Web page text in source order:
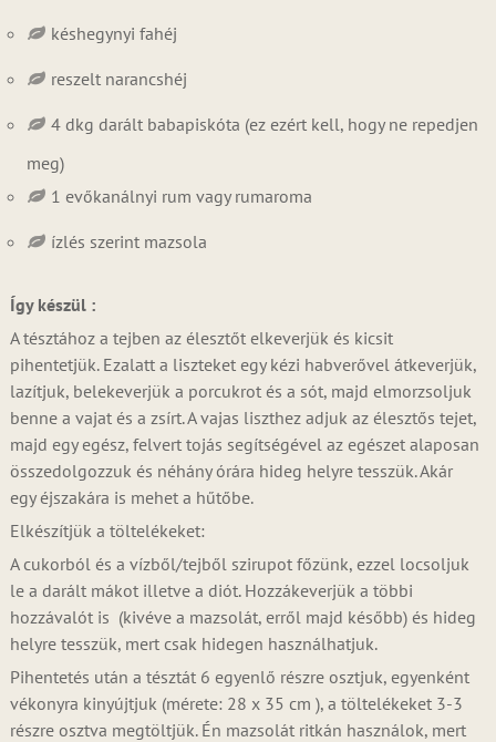
késhegynyi fahéj
reszelt narancshéj
4 dkg darált babapiskóta (ez ezért kell, hogy ne repedjen
meg)
1 evőkanálnyi rum vagy rumaroma
ízlés szerint mazsola
Így készül :
A tésztához a tejben az élesztőt elkeverjük és kicsit
pihentetjük. Ezalatt a liszteket egy kézi habverővel átkeverjük,
lazítjuk, belekeverjük a porcukrot és a sót, majd elmorzsoljuk
benne a vajat és a zsírt. A vajas liszthez adjuk az élesztős tejet,
majd egy egész, felvert tojás segítségével az egészet alaposan
összedolgozzuk és néhány órára hideg helyre tesszük. Akár
egy éjszakára is mehet a hűtőbe.
Elkészítjük a töltelékeket:
A cukorból és a vízből/tejből szirupot főzünk, ezzel locsoljuk
le a darált mákot illetve a diót. Hozzákeverjük a többi
hozzávalót is (kivéve a mazsolát, erről majd később) és hideg
helyre tesszük, mert csak hidegen használhatjuk.
Pihentetés után a tésztát 6 egyenlő részre osztjuk, egyenként
vékonyra kinyújtjuk (mérete: 28 x 35 cm ), a töltelékeket 3-3
részre osztva megtöltjük. Én mazsolát ritkán használok, mert